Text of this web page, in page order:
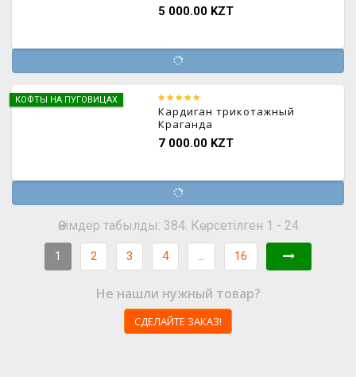
5 000.00 KZT
КОФТЫ НА ПУГОВИЦАХ
Кардиган трикотажный
Краганда
7 000.00 KZT
Өнімдер табылды: 384. Көрсетілген 1 - 24
1 2 3 4 16
Не нашли нужный товар?
СДЕЛАЙТЕ ЗАКАЗ!